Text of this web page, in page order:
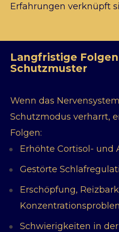
Erfahrungen verknüpft
Langfristige
Schutzmuster
Wenn das
Schutzmodus verharrt,
Folgen:
Erhöhte Cortisol- und
Gestörte
Erschöpfung,
Schwierigkeiten in der